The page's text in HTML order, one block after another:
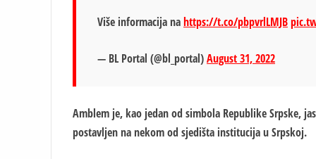
Više informacija nahttps://t.co/pbpvrlLMJB
— BL Portal (@bl_portal)August 31, 2022
Amblem je, kao jedan od simbola Republike Srpske,
postavljen na nekom od sjedišta institucija u Srpskoj.